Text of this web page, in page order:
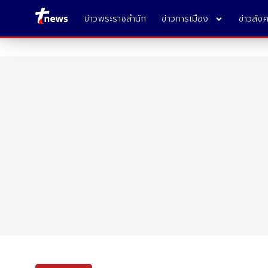
ข่าวพระราชสำนัก ข่าวการเมือง ข่าวสัง